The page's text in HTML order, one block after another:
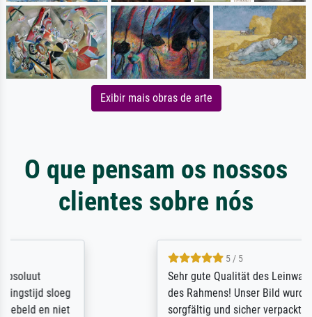
Exibir mais obras de arte
O que pensam os nossos
clientes sobre nós
Sehr gute Qualität des Leinwanddrucks und
des Rahmens! Unser Bild wurde sehr
sorgfältig und sicher verpackt, so dass es